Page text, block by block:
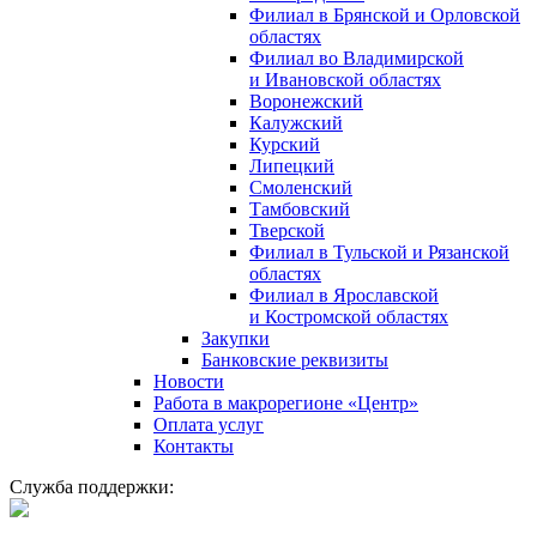
Филиал в Брянской и Орловской
областях
Филиал во Владимирской
и Ивановской областях
Воронежский
Калужский
Курский
Липецкий
Смоленский
Тамбовский
Тверской
Филиал в Тульской и Рязанской
областях
Филиал в Ярославской
и Костромской областях
Закупки
Банковские реквизиты
Новости
Работа в макрорегионе «Центр»
Оплата услуг
Контакты
Служба поддержки: